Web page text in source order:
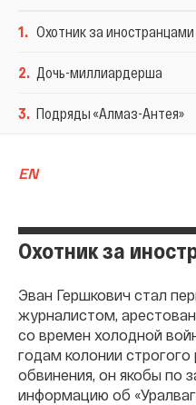
1. Охотник за иностранцами
2. Дочь-миллиардерша
3. Подряды «Алмаз-Антея»
EN
Охотник за
Эван Гершкович стал
журналистом,
со времен холодной
годам колонии
обвинения, он якобы по
информацию об